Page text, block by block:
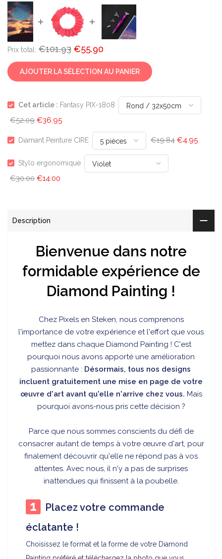
Prix ​​total: €101.93 €55.90
AJOUTER LA SÉLECTION AU PANIER
Cet article : Fantasy PIX-1808
€52.09 €36.95
Diamant Peinture CIRE €19.84 €4.95
Stylo ergonomique
€30.00 €14.00
Description
Bienvenue dans notre
formidable expérience de
Diamond Painting !
ChezPixels en Steken, nous comprenons
l'importance de votre expérience et l'effort que vous
mettez dans chaque Diamond Painting ! C'est
pourquoi nous avons apporté une amélioration
passionnante : Désormais, tous nos designs
incluent gratuitement une mise en page de votre
œuvre d'art avant qu'elle n'arrive chez vous. Mais
pourquoi avons-nous pris cette décision ?
Parce que nous sommes conscients du défi de
consacrer autant de temps à votre œuvre d'art, pour
finalement découvrir qu'elle ne répond pas à vos
attentes. Avec nous, il n'y a pas de surprises
inattendues qui finissent à la poubelle.
Placez votre commande
éclatante !
Choisissez le format et la forme de votre Diamond